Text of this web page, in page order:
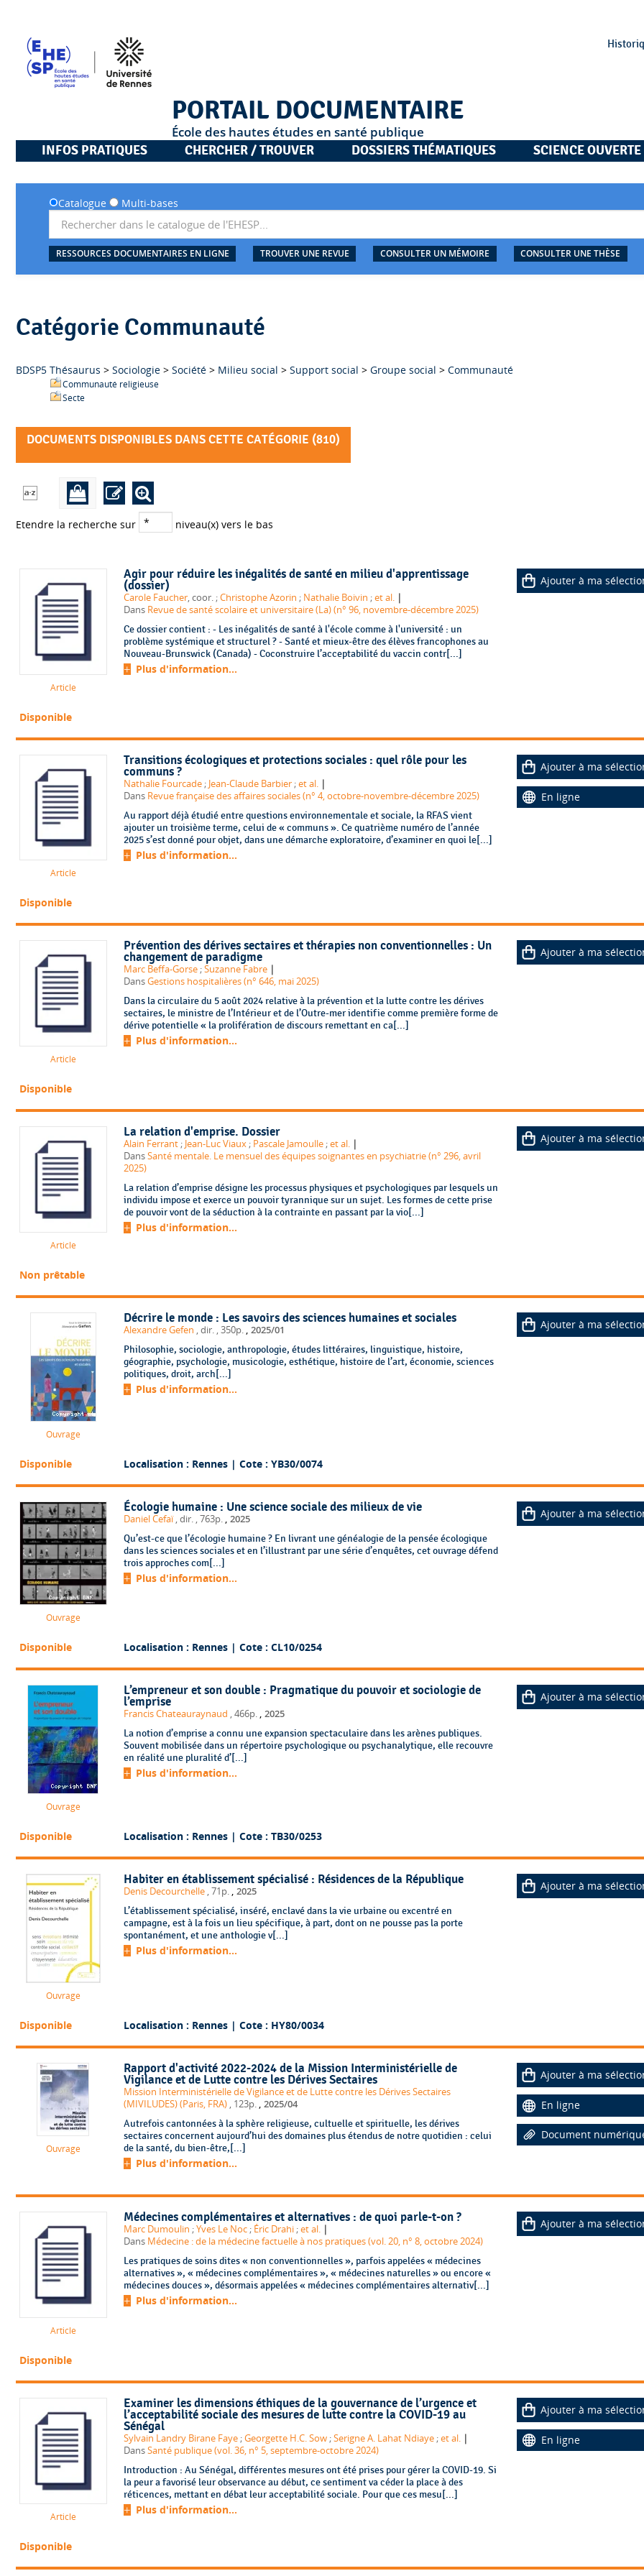
PORTAIL DOCUMENTAIRE
École des hautes études en santé publique
INFOS PRATIQUES
CHERCHER / TROUVER DOSSIERS THÉMATIQUES SCIENCE OUVERTE
Catalogue Multi-bases
RESSOURCES DOCUMENTAIRES EN LIGNE TROUVER UNE REVUE CONSULTER UN MÉMOIRE CONSULTER UNE THÈSE
Catégorie Communauté
BDSP5 Thésaurus > Sociologie > Société > Milieu social > Support social > Groupe social > Communauté
Communauté religieuse
Secte
DOCUMENTS DISPONIBLES DANS CETTE CATÉGORIE (810)
Etendre la recherche sur niveau(x) vers le bas
Article
Agir pour réduire les inégalités de santé en milieu d'apprentissage
(dossier)
Carole Faucher , coor. ;Christophe Azorin ; Nathalie Boivin ;et al. |
Dans Revue de santé scolaire et universitaire (La) (n° 96, novembre-décembre 2025)
Ce dossier contient : - Les inégalités de santé à l'école comme à l'université : un
problème systémique et structurel ? - Santé et mieux-être des élèves francophones au
Nouveau-Brunswick (Canada) - Coconstruire l’acceptabilité du vaccin contr[...]
Plus d'information...
Ajouter à ma
Disponible
Article
Transitions écologiques et protections sociales : quel rôle pour les
communs ?
Nathalie Fourcade ; Jean-Claude Barbier ;et al. |
Dans Revue française des affaires sociales (n° 4, octobre-novembre-décembre 2025)
Au rapport déjà étudié entre questions environnementale et sociale, la RFAS vient
ajouter un troisième terme, celui de « communs ». Ce quatrième numéro de l’année
2025 s’est donné pour objet, dans une démarche exploratoire, d’examiner en quoi le[...]
Plus d'information...
Ajouter à ma
En ligne
Disponible
Article
Prévention des dérives sectaires et thérapies non conventionnelles : Un
changement de paradigme
Marc Beffa-Gorse ;Suzanne Fabre |
DansGestions hospitalières (n° 646, mai 2025)
Dans la circulaire du 5 août 2024 relative à la prévention et la lutte contre les dérives
sectaires, le ministre de l’Intérieur et de l’Outre-mer identifie comme première forme de
dérive potentielle « la prolifération de discours remettant en ca[...]
Plus d'information...
Ajouter à ma
Disponible
Article
La relation d'emprise. Dossier
Alain Ferrant ; Jean-Luc Viaux ; Pascale Jamoulle ;et al. |
DansSanté mentale. Le mensuel des équipes soignantes en psychiatrie (n° 296, avril
2025)
La relation d’emprise désigne les processus physiques et psychologiques par lesquels un
individu impose et exerce un pouvoir tyrannique sur un sujet. Les formes de cette prise
de pouvoir vont de la séduction à la contrainte en passant par la vio[...]
Plus d'information...
Ajouter à ma
Non prêtable
Ouvrage
Décrire le monde : Les savoirs des sciences humaines et sociales
Alexandre Gefen , dir. , 350p. , 2025/01
Philosophie, sociologie, anthropologie, études littéraires, linguistique, histoire,
géographie, psychologie, musicologie, esthétique, histoire de l’art, économie, sciences
politiques, droit, arch[...]
Plus d'information...
Ajouter à ma
Disponible Localisation : Rennes | Cote : YB30/0074
Ouvrage
Écologie humaine : Une science sociale des milieux de vie
Daniel Cefaï, dir. , 763p. , 2025
Qu’est-ce que l’écologie humaine ? En livrant une généalogie de la pensée écologique
dans les sciences sociales et en l’illustrant par une série d’enquêtes, cet ouvrage défend
trois approches com[...]
Plus d'information...
Ajouter à ma
Disponible Localisation : Rennes | Cote : CL10/0254
Ouvrage
L’empreneur et son double : Pragmatique du pouvoir et sociologie de
l’emprise
Francis Chateauraynaud , 466p. , 2025
La notion d’emprise a connu une expansion spectaculaire dans les arènes publiques.
Souvent mobilisée dans un répertoire psychologique ou psychanalytique, elle recouvre
en réalité une pluralité d’[...]
Plus d'information...
Ajouter à ma
Disponible Localisation : Rennes | Cote : TB30/0253
Ouvrage
Habiter en établissement spécialisé : Résidences de la République
Denis Decourchelle , 71p. , 2025
L’établissement spécialisé, inséré, enclavé dans la vie urbaine ou excentré en
campagne, est à la fois un lieu spécifique, à part, dont on ne pousse pas la porte
spontanément, et une anthologie v[...]
Plus d'information...
Ajouter à ma
Disponible Localisation : Rennes | Cote : HY80/0034
Ouvrage
Rapport d'activité 2022-2024 de la Mission Interministérielle de
Vigilance et de Lutte contre les Dérives Sectaires
Mission Interministérielle de Vigilance et de Lutte contre les Dérives Sectaires
(MIVILUDES) (Paris, FRA) , 123p. , 2025/04
Autrefois cantonnées à la sphère religieuse, cultuelle et spirituelle, les dérives
sectaires concernent aujourd’hui des domaines plus étendus de notre quotidien : celui
de la santé, du bien-être,[...]
Plus d'information...
Ajouter à ma
En ligne
Document
Article
Médecines complémentaires et alternatives : de quoi parle-t-on ?
Marc Dumoulin ;Yves Le Noc ; Éric Drahi ;et al. |
Dans Médecine : de la médecine factuelle à nos pratiques (vol. 20, n° 8, octobre 2024)
Les pratiques de soins dites « non conventionnelles », parfois appelées « médecines
alternatives », « médecines complémentaires », « médecines naturelles » ou encore «
médecines douces », désormais appelées « médecines complémentaires alternativ[...]
Plus d'information...
Ajouter à ma
Disponible
Article
Examiner les dimensions éthiques de la gouvernance de l’urgence et
l’acceptabilité sociale des mesures de lutte contre la COVID-19 au
Sénégal
Sylvain Landry Birane Faye ;Georgette H.C. Sow ;Serigne A. Lahat Ndiaye ;et al. |
DansSanté publique (vol. 36, n° 5, septembre-octobre 2024)
Introduction : Au Sénégal, différentes mesures ont été prises pour gérer la COVID-19. Si
la peur a favorisé leur observance au début, ce sentiment va céder la place à des
réticences, mettant en débat leur acceptabilité sociale. Pour que ces mesu[...]
Plus d'information...
Ajouter à ma
En ligne
Disponible